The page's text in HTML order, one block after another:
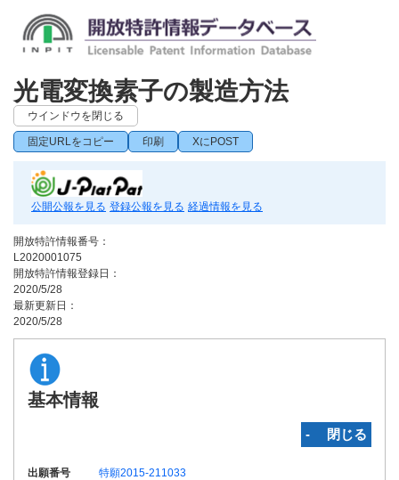
光電変換素子の製造方法
ウインドウを閉じる
固定URLをコピー 印刷 XにPOST
公開公報を見る 登録公報を見る 経過情報を見る
開放特許情報番号：
L2020001075
開放特許情報登録日：
2020/5/28
最新更新日：
2020/5/28
基本情報
‐ 閉じる
出願番号
特願2015-211033